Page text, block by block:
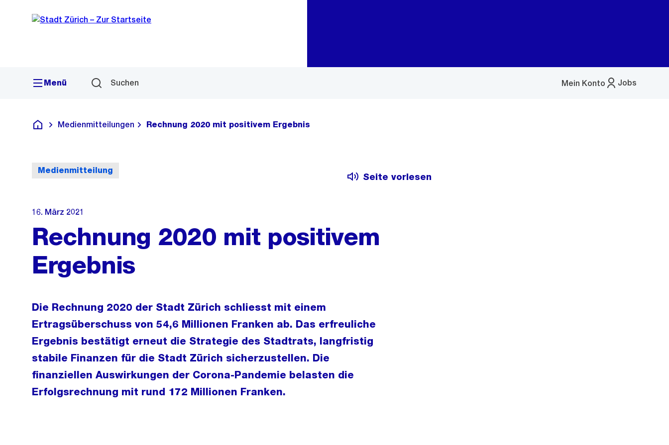
Navigation
Sprunglink
Menü Suchen Jobs
Mein Konto
Menü
Deutsch
Medienmitteilungen Rechnung 2020 mit positivem Ergebnis
Medienmitteilung
Seite vorlesen
16. März 2021
Rechnung 2020 mit positivem
Ergebnis
Die Rechnung 2020 der Stadt Zürich schliesst mit einem
Ertragsüberschuss von 54,6 Millionen Franken ab. Das erfreuliche
Ergebnis bestätigt erneut die Strategie des Stadtrats, langfristig
stabile Finanzen für die Stadt Zürich sicherzustellen. Die
finanziellen Auswirkungen der Corona-Pandemie belasten die
Erfolgsrechnung mit rund 172 Millionen Franken.